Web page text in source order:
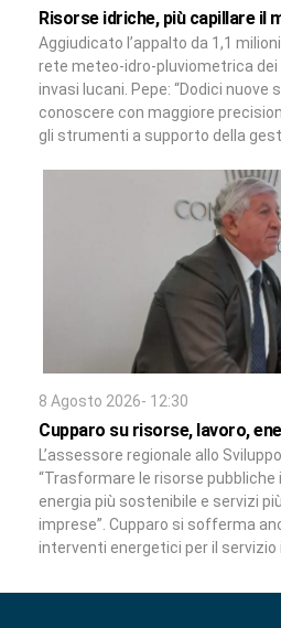
Risorse idriche, più capillare il
Aggiudicato l’appalto da 1,1
rete meteo-idro-pluviometrica dei
invasi lucani. Pepe: “Dodici
conoscere con maggiore
gli strumenti a supporto della
8 Agosto 2026- 12:30
Cupparo su risorse, lavoro,
L’assessore regionale allo
“Trasformare le risorse
energia più sostenibile e servizi
imprese”. Cupparo si sofferma
interventi energetici per il servizio